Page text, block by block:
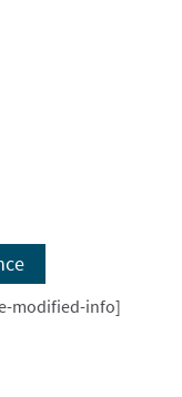
modified-info]